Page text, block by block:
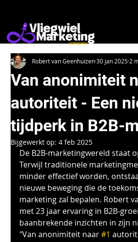
Van anonimiteit
autoriteit - Een
tijdperk in B2B-
Robert van Geenhuizen 30 jan 2025 2
Bijgewerkt op:4 feb 2025
De B2B-marketingwereld staat
Terwijl traditionele
minder effectief worden,
nieuwe beweging die de
marketing zal bepalen. Robert
met 23 jaar ervaring in B2B-
baanbrekende inzichten in zijn
"Van anonimiteit naar #1